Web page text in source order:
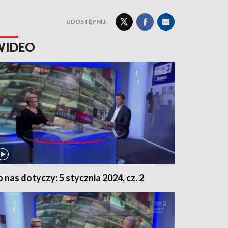
UDOSTĘPNIJ:
nas dotyczy: 5 stycznia 2024, cz. 2